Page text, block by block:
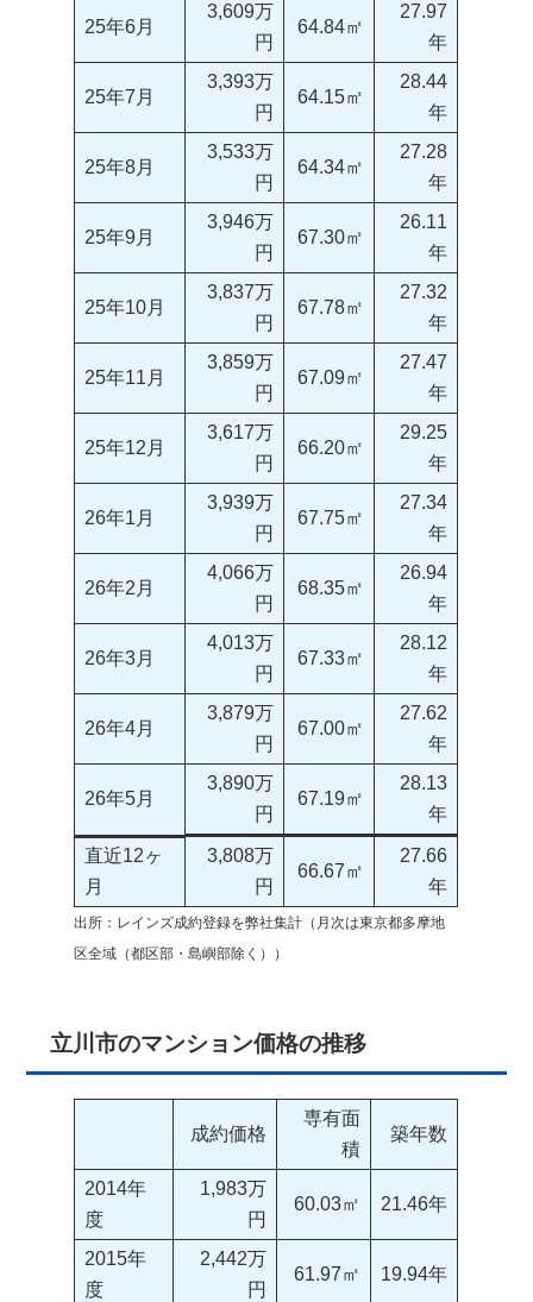
25年6月
3,609万
円
64.84㎡
27.97
年
25年7月
3,393万
円
64.15㎡
28.44
年
25年8月
3,533万
円
64.34㎡
27.28
年
25年9月
3,946万
円
67.30㎡
26.11
年
25年10月
3,837万
円
67.78㎡
27.32
年
25年11月
3,859万
円
67.09㎡
27.47
年
25年12月
3,617万
円
66.20㎡
29.25
年
26年1月
3,939万
円
67.75㎡
27.34
年
26年2月
4,066万
円
68.35㎡
26.94
年
26年3月
4,013万
円
67.33㎡
28.12
年
26年4月
3,879万
円
67.00㎡
27.62
年
26年5月
3,890万
円
67.19㎡
28.13
年
直近12ヶ
月
3,808万
円
66.67㎡
27.66
年
出所：レインズ成約登録を弊社集計（月次は東京都多摩地
区全域（都区部・島嶼部除く））
立川市のマンション価格の推移
成約価格
専有面
積
築年数
2014年
度
1,983万
円
60.03㎡ 21.46年
2015年
度
2,442万
円
61.97㎡ 19.94年